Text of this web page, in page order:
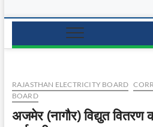
RAJASTHAN ELECTRICITY BOARD
BOARD
अजमेर (नागौर) विद्युत वितरण